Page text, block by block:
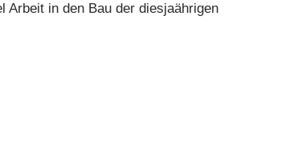
Arbeit in den Bau der diesjaährigen